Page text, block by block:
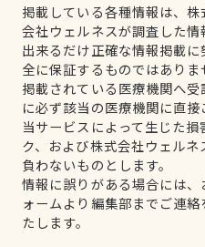
掲載している各種情報は、
会社ウェルネスが調査した情
出来るだけ正確な情報掲載
全に保証するものではありま
掲載されている医療機関へ
に必ず該当の医療機関に直接
当サービスによって生じた
ク、および株式会社ウェル
負わないものとします。
情報に誤りがある場合には
ォームより編集部までご連
たします。